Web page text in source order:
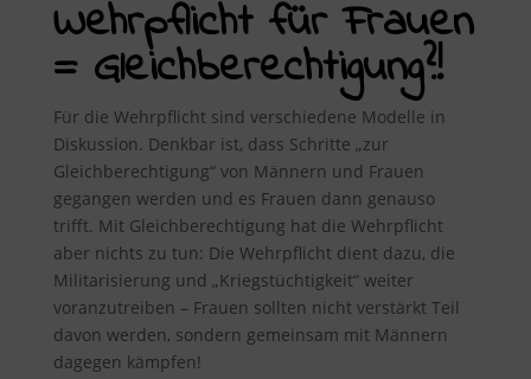
Wehrpflicht für Frauen
= Gleichberechtigung?!
Für die Wehrpflicht sind verschiedene Modelle in
Diskussion. Denkbar ist, dass Schritte „zur
Gleichberechtigung“ von Männern und Frauen
gegangen werden und es Frauen dann genauso
trifft. Mit Gleichberechtigung hat die Wehrpflicht
aber nichts zu tun: Die Wehrpflicht dient dazu, die
Militarisierung und „Kriegstüchtigkeit“ weiter
voranzutreiben – Frauen sollten nicht verstärkt Teil
davon werden, sondern gemeinsam mit Männern
dagegen kämpfen!